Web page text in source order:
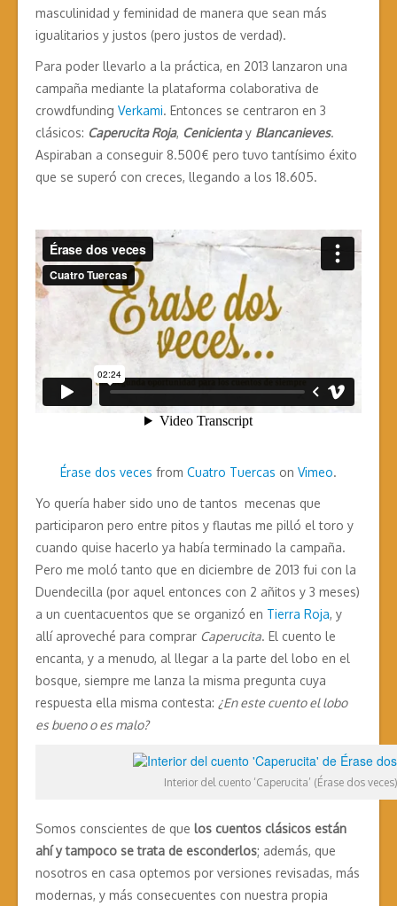
masculinidad y feminidad de manera que sean más
igualitarios y justos (pero justos de verdad).
Para poder llevarlo a la práctica, en 2013 lanzaron una
campaña mediante la plataforma colaborativa de
crowdfunding Verkami. Entonces se centraron en 3
clásicos: Caperucita Roja, Cenicientay Blancanieves.
Aspiraban a conseguir 8.500€ pero tuvo tantísimo éxito
que se superó con creces, llegando a los 18.605.
Érase dos veces from Cuatro Tuercas on Vimeo.
Yo quería haber sido uno de tantos mecenas que
participaron pero entre pitos y flautas me pilló el toro y
cuando quise hacerlo ya había terminado la campaña.
Pero me moló tanto que en diciembre de 2013 fui con la
Duendecilla (por aquel entonces con 2 añitos y 3 meses)
a un cuentacuentos que se organizó en Tierra Roja, y
allí aproveché para comprar Caperucita. El cuento le
encanta, y a menudo, al llegar a la parte del lobo en el
bosque, siempre me lanza la misma pregunta cuya
respuesta ella misma contesta: ¿En este cuento el lobo
es bueno o es malo?
Interior del cuento ‘Caperucita’ (Érase dos
Somos conscientes de que los cuentos clásicos están
ahí y tampoco se trata de esconderlos; además, que
nosotros en casa optemos por versiones revisadas, más
modernas, y más consecuentes con nuestra propia